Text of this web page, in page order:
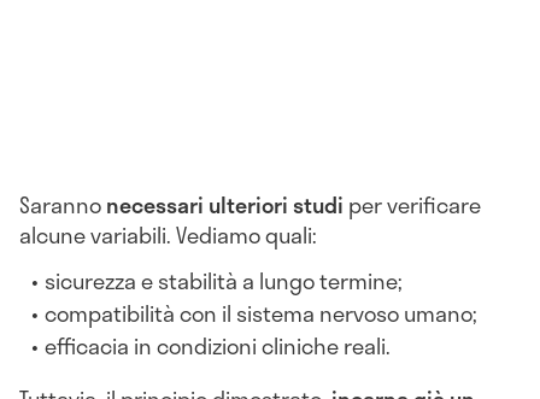
Sarannonecessari ulteriori studi per verificare
alcune variabili. Vediamo quali:
sicurezza e stabilità a lungo termine;
compatibilità con il sistema nervoso umano;
efficacia in condizioni cliniche reali.